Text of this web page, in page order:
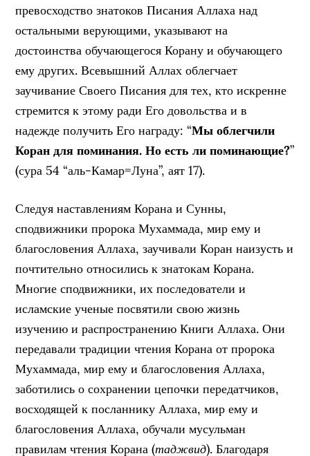
превосходство знатоков Писания Аллаха над
остальными верующими, указывают на
достоинства обучающегося Корану и обучающего
ему других. Всевышний Аллах облегчает
заучивание Своего Писания для тех, кто искренне
стремится к этому ради Его довольства и в
надежде получить Его награду: “Мы облегчили
Коран для поминания. Но есть ли поминающие?”
(сура 54 “аль-Камар=Луна”, аят 17).
Следуя наставлениям Корана и Сунны,
сподвижники пророка Мухаммада, мир ему и
благословения Аллаха, заучивали Коран наизусть и
почтительно относились к знатокам Корана.
Многие сподвижники, их последователи и
исламские ученые посвятили свою жизнь
изучению и распространению Книги Аллаха. Они
передавали традиции чтения Корана от пророка
Мухаммада, мир ему и благословения Аллаха,
заботились о сохранении цепочки передатчиков,
восходящей к посланнику Аллаха, мир ему и
благословения Аллаха, обучали мусульман
правилам чтения Корана (таджвид). Благодаря